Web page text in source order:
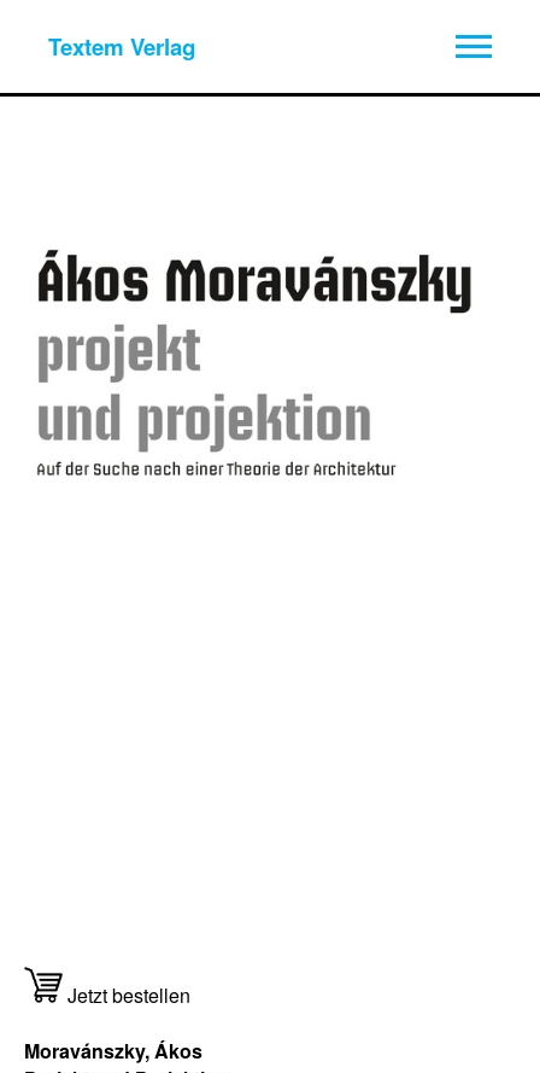
Textem Verlag
Jetzt bestellen
Moravánszky, Ákos